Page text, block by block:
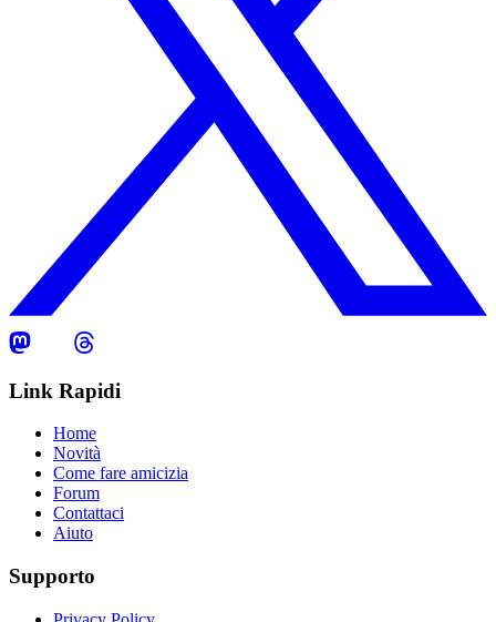
Link Rapidi
Home
Novità
Come fare amicizia
Forum
Contattaci
Aiuto
Supporto